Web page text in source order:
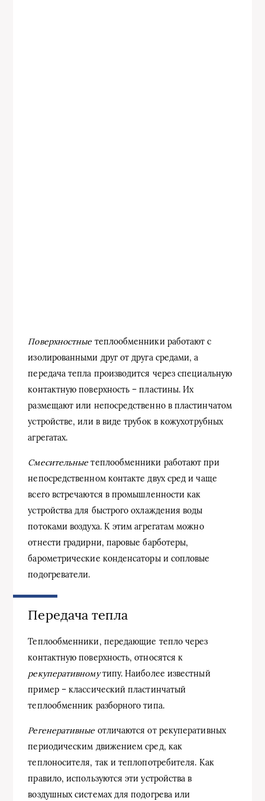
Поверхностные теплообменники работают с
изолированными друг от друга средами, а
передача тепла производится через специальную
контактную поверхность – пластины. Их
размещают или непосредственно в пластинчатом
устройстве, или в виде трубок в кожухотрубных
агрегатах.
Смесительные теплообменники работают при
непосредственном контакте двух сред и чаще
всего встречаются в промышленности как
устройства для быстрого охлаждения воды
потоками воздуха. К этим агрегатам можно
отнести градирни, паровые барботеры,
барометрические конденсаторы и сопловые
подогреватели.
Передача тепла
Теплообменники, передающие тепло через
контактную поверхность, относятся к
рекуперативномутипу. Наиболее известный
пример – классический пластинчатый
теплообменник разборного типа.
Регенеративные отличаются от рекуперативных
периодическим движением сред, как
теплоносителя, так и теплопотребителя. Как
правило, используются эти устройства в
воздушных системах для подогрева или